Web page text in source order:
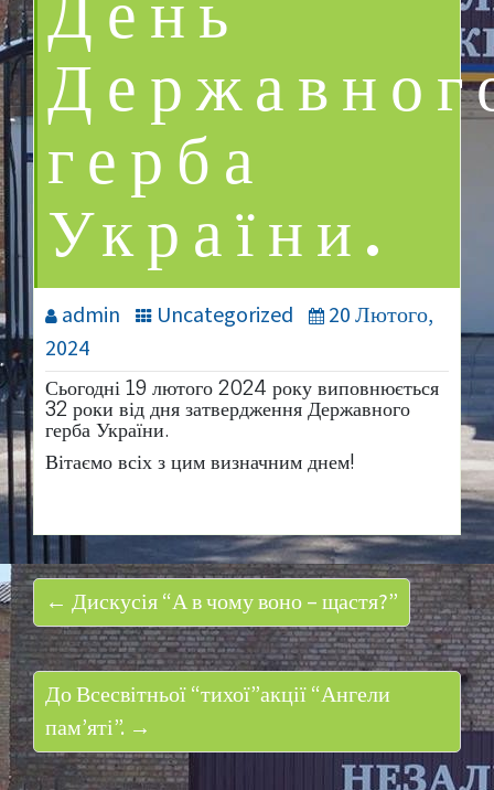
День
герба
України.
admin Uncategorized
20 Лютого,
2024
Сьогодні 19 лютого 2024 року виповнюється
32 роки від дня затвердження Державного
герба України.
Вітаємо всіх з цим визначним днем!
← Дискусія “А в чому воно – щастя?”
До Всесвітньої “тихої”акції “Ангели
пам’яті”. →